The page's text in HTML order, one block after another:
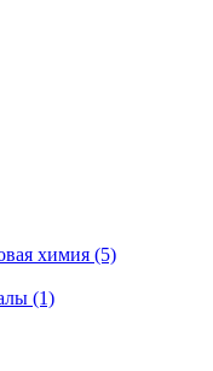
химия (5)
(1)